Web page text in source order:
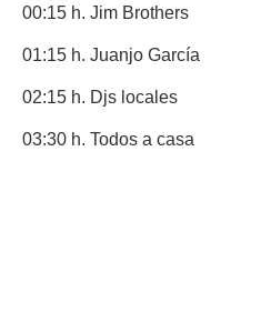
00:15 h. Jim Brothers
01:15 h. Juanjo García
02:15 h. Djs locales
03:30 h. Todos a casa